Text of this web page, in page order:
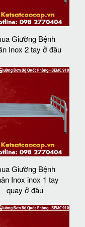
Giường Bệnh
Inox 2 tay ở đâu
Giường Bệnh
Inox inox 1 tay
quay ở đâu